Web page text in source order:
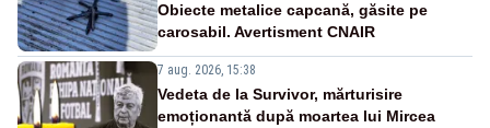
Obiecte metalice capcană, găsite pe
carosabil. Avertisment CNAIR
7 aug. 2026, 15:38
Vedeta de la Survivor, mărturisire
emoționantă după moartea lui Mircea